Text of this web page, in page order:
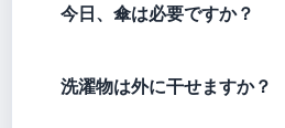
今日、傘は必要ですか？
洗濯物は外に干せますか？